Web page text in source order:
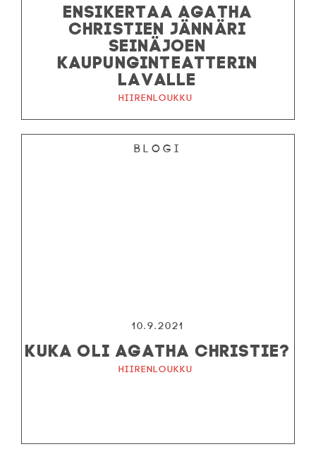
ENSIKERTAA AGATHA
CHRISTIEN JÄNNÄRI
SEINÄJOEN
KAUPUNGINTEATTERIN
LAVALLE
Hiirenloukku
Blogi
10.9.2021
KUKA OLI AGATHA CHRISTIE?
Hiirenloukku